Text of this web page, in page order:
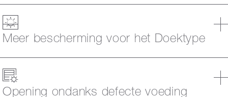
Meer bescherming voor het Doektype
Opening ondanks defecte voeding